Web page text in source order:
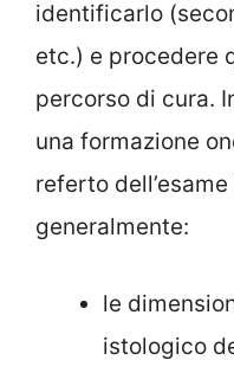
identificarlo
etc.) e procedere
percorso di cura.
una formazione
referto
generalmente:
le
istologico